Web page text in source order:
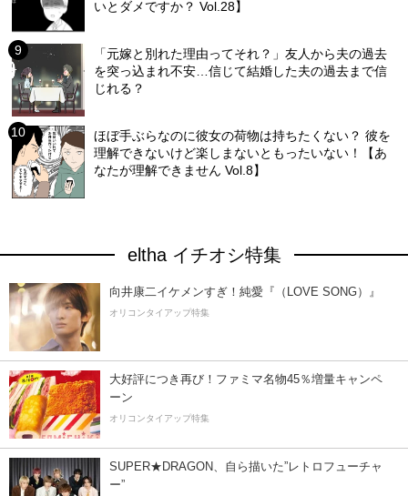
いとダメですか？ Vol.28】
「元嫁と別れた理由ってそれ？」友人から夫の過去
を突っ込まれ不安…信じて結婚した夫の過去まで信
じれる？
ほぼ手ぶらなのに彼女の荷物は持ちたくない？ 彼を
理解できないけど楽しまないともったいない！【あ
なたが理解できません Vol.8】
eltha イチオシ特集
向井康二イケメンすぎ！純愛『（LOVE SONG）』
オリコンタイアップ特集
大好評につき再び！ファミマ名物45％増量キャンペ
ーン
オリコンタイアップ特集
SUPER★DRAGON、自ら描いた”レトロフューチャ
ー”